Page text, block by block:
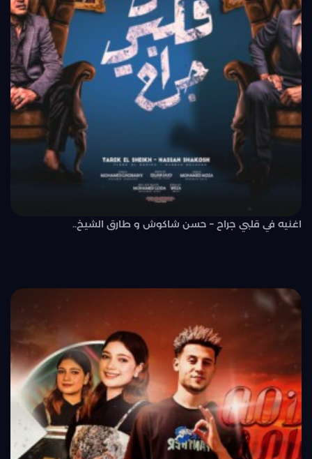
اغنيه في قلبي جراح – حسن شاكوش و طارق الشيخ..